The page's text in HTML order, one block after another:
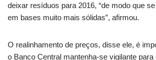
deixar resíduos para 2016, “de modo que
em bases muito mais sólidas”, afirmou.
O realinhamento de preços, disse ele, é
o Banco Central mantenha-se vigilante para